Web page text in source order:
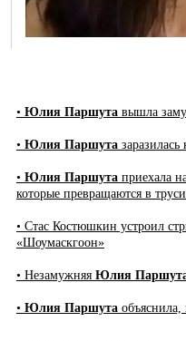
• Юлия Паршута вышла
• Юлия Паршута
• Юлия Паршута приехала
которые превращаются в
• Стас Костюшкин устроил
«Шоумаскгоон»
• Незамужняя Юлия
• Юлия Паршута объяснила,